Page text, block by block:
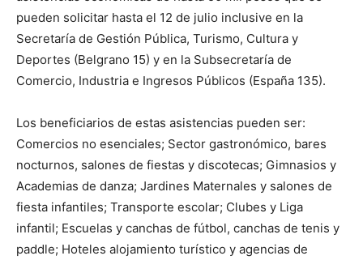
pueden solicitar hasta el 12 de julio inclusive en la
Secretaría de Gestión Pública, Turismo, Cultura y
Deportes (Belgrano 15) y en la Subsecretaría de
Comercio, Industria e Ingresos Públicos (España 135).
Los beneficiarios de estas asistencias pueden ser:
Comercios no esenciales; Sector gastronómico, bares
nocturnos, salones de fiestas y discotecas; Gimnasios y
Academias de danza; Jardines Maternales y salones de
fiesta infantiles; Transporte escolar; Clubes y Liga
infantil; Escuelas y canchas de fútbol, canchas de tenis y
paddle; Hoteles alojamiento turístico y agencias de